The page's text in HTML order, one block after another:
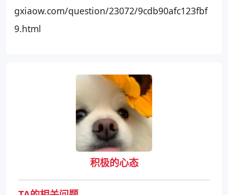
gxiaow.com/question/23072/9cdb90afc123fbf
9.html
积极的心态